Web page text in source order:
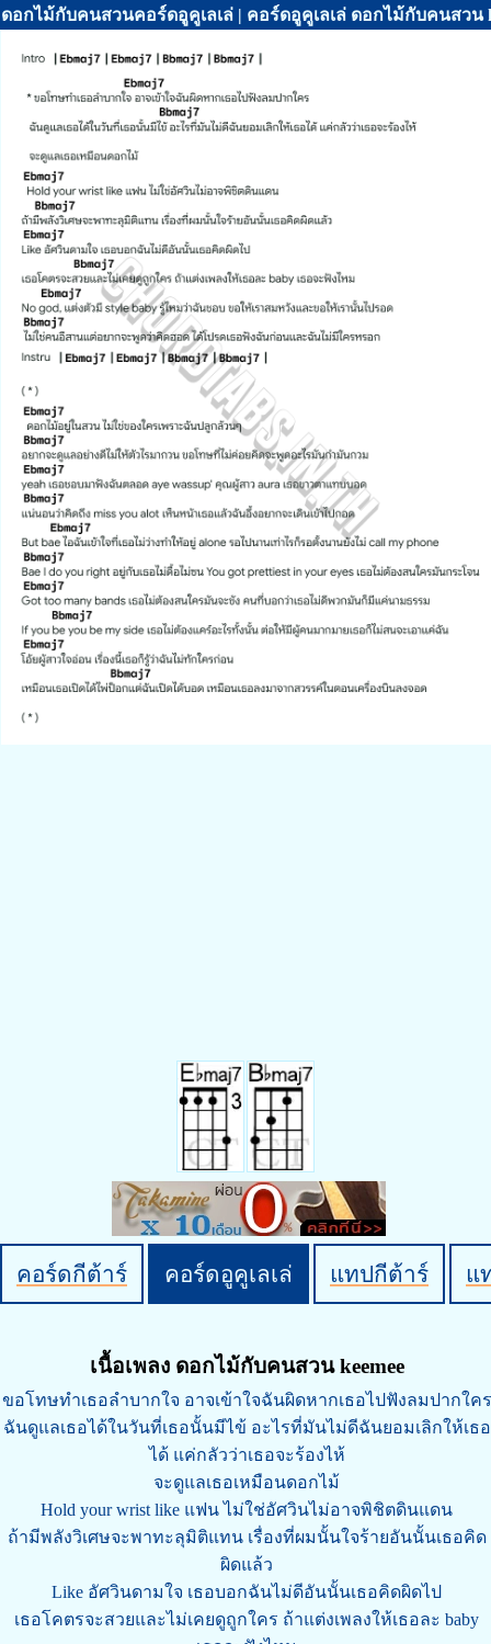
ดอกไม้กับคนสวนคอร์ดอูคูเลเล่ | คอร์ดอูคูเลเล่ ดอกไม้กับคนสวน
คอร์ดกีต้าร์ คอร์ดอูคูเลเล่ แทปกีต้าร์ แ
เนื้อเพลง ดอกไม้กับคนสวน keemee
ขอโทษทำเธอลำบากใจ อาจเข้าใจฉันผิดหากเธอไปฟังลมปากใคร
ฉันดูแลเธอได้ในวันที่เธอนั้นมีไข้ อะไรที่มันไม่ดีฉันยอมเลิกให้เธอ
ได้ แค่กลัวว่าเธอจะร้องไห้
จะดูแลเธอเหมือนดอกไม้
Hold your wrist like แฟน ไม่ใช่อัศวินไม่อาจพิชิตดินแดน
ถ้ามีพลังวิเศษจะพาทะลุมิติแทน เรื่องที่ผมนั้นใจร้ายอันนั้นเธอคิด
ผิดแล้ว
Like อัศวินดามใจ เธอบอกฉันไม่ดีอันนั้นเธอคิดผิดไป
เธอโคตรจะสวยและไม่เคยดูถูกใคร ถ้าแต่งเพลงให้เธอละ baby